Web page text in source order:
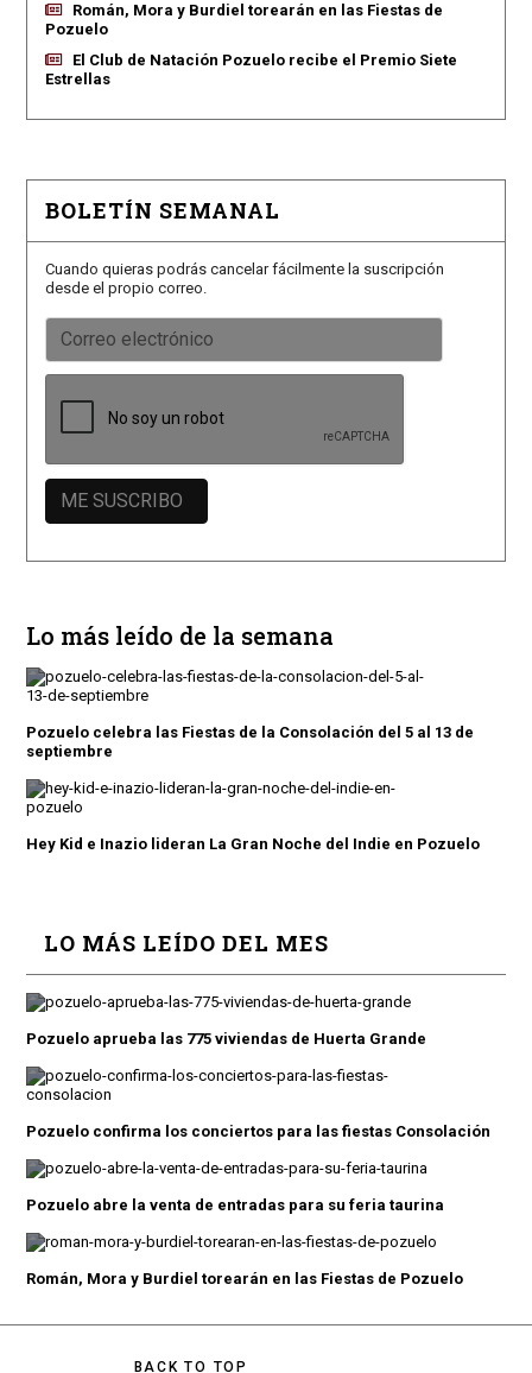
Román, Mora y Burdiel torearán en las Fiestas de
Pozuelo
El Club de Natación Pozuelo recibe el Premio Siete
Estrellas
BOLETÍN SEMANAL
Cuando quieras podrás cancelar fácilmente la suscripción
desde el propio correo.
Lo más leído de la semana
Pozuelo celebra las Fiestas de la Consolación del 5 al 13 de
septiembre
Hey Kid e Inazio lideran La Gran Noche del Indie en Pozuelo
LO MÁS LEÍDO DEL MES
Pozuelo aprueba las 775 viviendas de Huerta Grande
Pozuelo confirma los conciertos para las fiestas Consolación
Pozuelo abre la venta de entradas para su feria taurina
Román, Mora y Burdiel torearán en las Fiestas de Pozuelo
BACK TO TOP